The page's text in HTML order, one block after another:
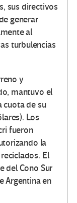
sus directivos
generar
al
turbulencias
y
mantuvo el
cuota de su
Los
fueron
la
El
del Cono Sur
Argentina en